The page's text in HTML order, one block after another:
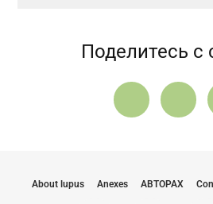
Поделитесь с
About lupus Anexes АВТОРАХ